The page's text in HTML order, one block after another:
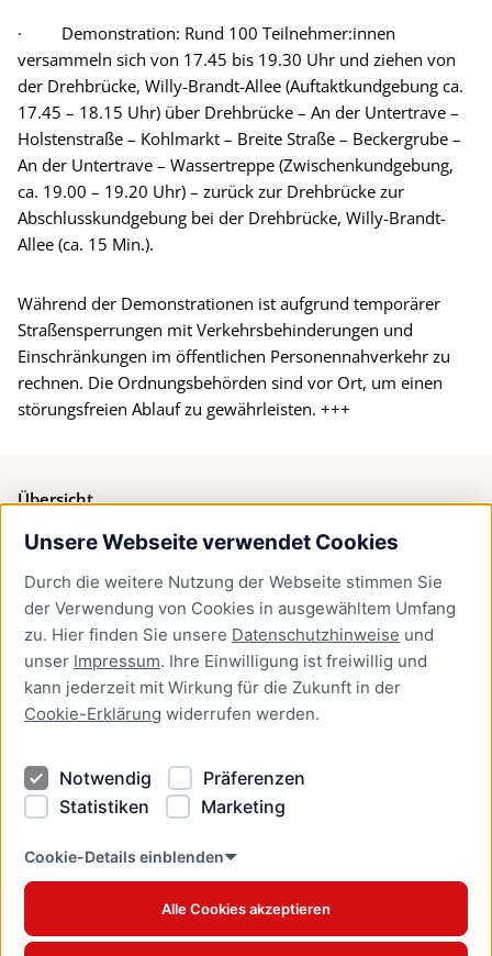
Unsere Webseite verwendet Cookies
Durch die weitere Nutzung der Webseite stimmen Sie
der Verwendung von Cookies in ausgewähltem Umfang
zu. Hier finden Sie unsere Datenschutzhinweise und
unser Impressum. Ihre Einwilligung ist freiwillig und
kann jederzeit mit Wirkung für die Zukunft in der
Cookie-Erklärung widerrufen werden.
Notwendig
Präferenzen
Statistiken
Marketing
Cookie-Details einblenden
Alle Cookies akzeptieren
· Demonstration: Rund 100 Teilnehmer:innen
versammeln sich von 17.45 bis 19.30 Uhr und ziehen von
der Drehbrücke, Willy-Brandt-Allee (Auftaktkundgebung ca.
17.45 – 18.15 Uhr) über Drehbrücke – An der Untertrave –
Holstenstraße – Kohlmarkt – Breite Straße – Beckergrube –
An der Untertrave – Wassertreppe (Zwischenkundgebung,
ca. 19.00 – 19.20 Uhr) – zurück zur Drehbrücke zur
Abschlusskundgebung bei der Drehbrücke, Willy-Brandt-
Allee (ca. 15 Min.).
Während der Demonstrationen ist aufgrund temporärer
Straßensperrungen mit Verkehrsbehinderungen und
Einschränkungen im öffentlichen Personennahverkehr zu
rechnen. Die Ordnungsbehörden sind vor Ort, um einen
störungsfreien Ablauf zu gewährleisten. +++
Übersicht
Bürgerservice
Presse
Newsletter Lübeck:kompakt
Kontakt
Kontakt
Datenschutzhinweise
Barrierefreiheit
Cookie Erklärung
www.luebeck.de